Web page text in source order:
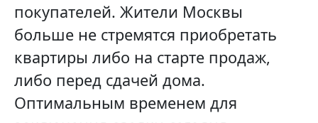
покупателей. Жители Москвы
больше не стремятся приобретать
квартиры либо на старте продаж,
либо перед сдачей дома.
Оптимальным временем для